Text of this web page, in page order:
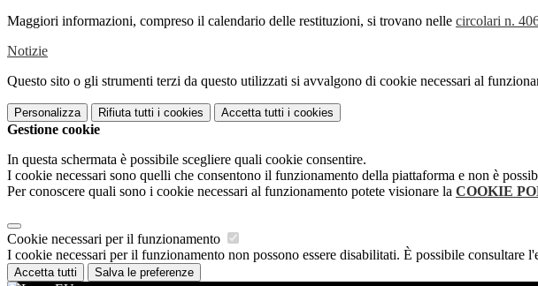
Maggiori informazioni, compreso il calendario delle restituzioni, si trovano nelle circolari n.
Notizie
Questo sito o gli strumenti terzi da questo utilizzati si avvalgono di cookie necessari al
Personalizza Rifiuta tutti i cookies Accetta tutti i cookies
Gestione cookie
In questa schermata è possibile scegliere quali cookie consentire.
I cookie necessari sono quelli che consentono il funzionamento della piattaforma e non è
Per conoscere quali sono i cookie necessari al funzionamento potete visionare la COOKIE
Cookie necessari per il funzionamento
I cookie necessari per il funzionamento non possono essere disabilitati. È possibile consultare
Accetta tutti Salva le preferenze